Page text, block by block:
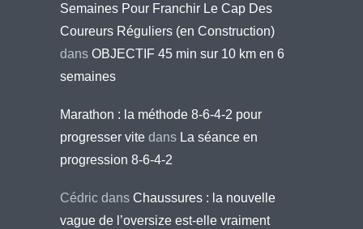
Semaines Pour Franchir Le Cap Des
Coureurs Réguliers (en Construction)
dans OBJECTIF 45 min sur 10 km en 6
semaines
Marathon : la méthode 8-6-4-2 pour
progresser vite dans La séance en
progression 8-6-4-2
Cédric dans Chaussures : la nouvelle
vague de l’oversize est-elle vraiment